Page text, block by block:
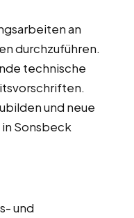
an
durchzuführen.
technische
und neue
Sonsbeck
und